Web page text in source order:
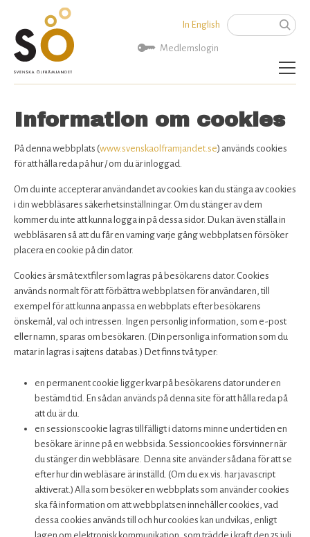
Sök
In English
Medlemslogin
Kontakta oss
Information om cookies
På denna webbplats (www.svenskaolframjandet.se) används cookies
för att hålla reda på hur / om du är inloggad.
Om du inte accepterar användandet av cookies kan du stänga av cookies
i din webbläsares säkerhetsinställningar. Om du stänger av dem
kommer du inte att kunna logga in på dessa sidor. Du kan även ställa in
webbläsaren så att du får en varning varje gång webbplatsen försöker
placera en cookie på din dator.
Cookies är små textfiler som lagras på besökarens dator. Cookies
används normalt för att förbättra webbplatsen för användaren, till
exempel för att kunna anpassa en webbplats efter besökarens
önskemål, val och intressen. Ingen personlig information, som e-post
eller namn, sparas om besökaren. (Din personliga information som du
matar in lagras i sajtens databas.) Det finns två typer:
en permanent cookie ligger kvar på besökarens dator under en
bestämd tid. En sådan används på denna site för att hålla reda på
att du är du.
en sessionscookie lagras tillfälligt i datorns minne under tiden en
besökare är inne på en webbsida. Sessioncookies försvinner när
du stänger din webbläsare. Denna site använder sådana för att se
efter hur din webläsare är inställd. (Om du ex.vis. har javascript
aktiverat.) Alla som besöker en webbplats som använder cookies
ska få information om att webbplatsen innehåller cookies, vad
dessa cookies används till och hur cookies kan undvikas, enligt
lagen om elektronisk kommunikation, som trädde i kraft den 25 juli